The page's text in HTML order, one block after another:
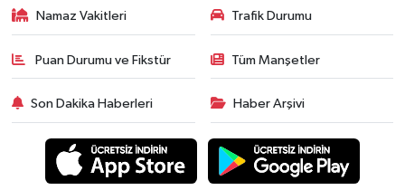
Namaz Vakitleri Trafik Durumu
Puan Durumu ve Fikstür Tüm Manşetler
Son Dakika Haberleri Haber Arşivi